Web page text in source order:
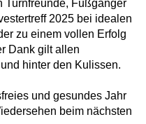
Turnfreunde, Fußgänger
2025 bei idealen
zu einem vollen Erfolg
Dank gilt allen
hinter den Kulissen.
und gesundes Jahr
beim nächsten